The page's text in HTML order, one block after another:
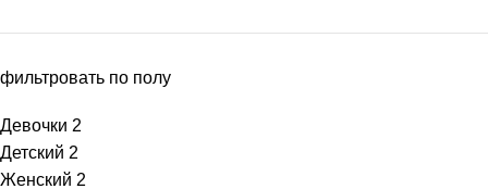
фильтровать по полу
Девочки 2
Детский 2
Женский 2